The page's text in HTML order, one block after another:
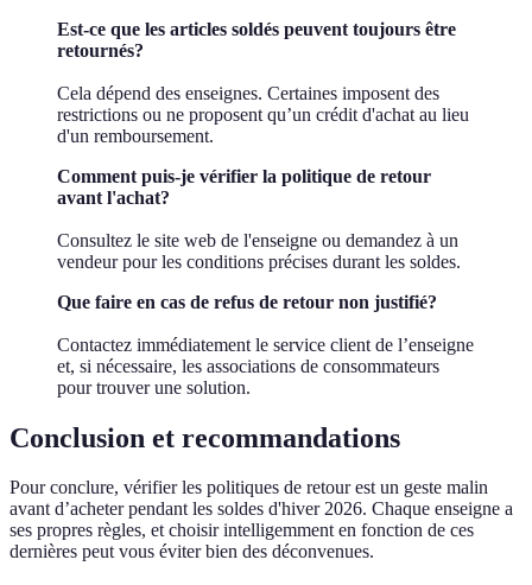
Est-ce que les articles soldés peuvent toujours être
retournés?
Cela dépend des enseignes. Certaines imposent des
restrictions ou ne proposent qu’un crédit d'achat au lieu
d'un remboursement.
Comment puis-je vérifier la politique de retour
avant l'achat?
Consultez le site web de l'enseigne ou demandez à un
vendeur pour les conditions précises durant les soldes.
Que faire en cas de refus de retour non justifié?
Contactez immédiatement le service client de l’enseigne
et, si nécessaire, les associations de consommateurs
pour trouver une solution.
Conclusion et recommandations
Pour conclure, vérifier les politiques de retour est un geste malin
avant d’acheter pendant les soldes d'hiver 2026. Chaque enseigne a
ses propres règles, et choisir intelligemment en fonction de ces
dernières peut vous éviter bien des déconvenues.